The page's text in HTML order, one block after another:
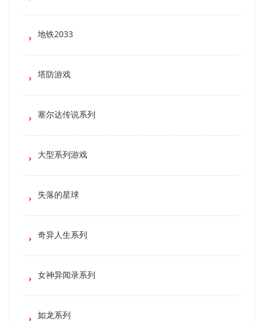
地铁2033
塔防游戏
塞尔达传说系列
大型系列游戏
失落的星球
奇异人生系列
女神异闻录系列
如龙系列